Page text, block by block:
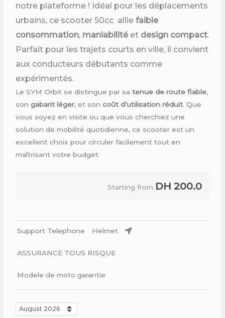
notre plateforme ! Idéal pour les déplacements
urbains, ce scooter 50cc alliefaible
consommation, maniabilitéet design compact.
Parfait pour les trajets courts en ville, il convient
aux conducteurs débutants comme
expérimentés.
Le SYM Orbit se distingue par satenue de route fiable,
songabarit léger, et soncoût d’utilisation réduit. Que
vous soyez en visite ou que vous cherchiez une
solution de mobilité quotidienne, ce scooter est un
excellent choix pour circuler facilement tout en
maîtrisant votre budget.
Starting from DH 200.0
Support Telephone Helmet
ASSURANCE TOUS RISQUE
Modele de moto garantie